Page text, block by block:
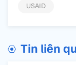
USAID
Tin liên